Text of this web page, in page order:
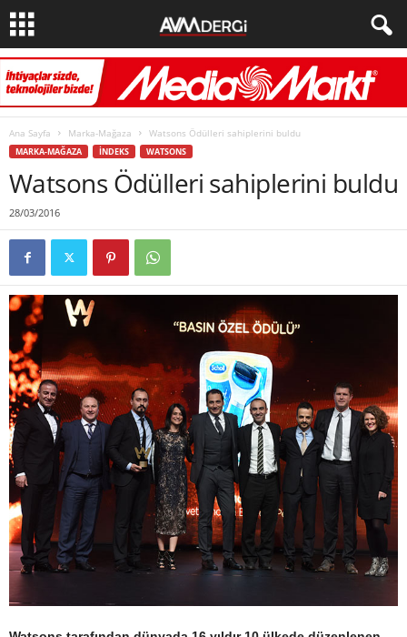
Ana Sayfa Marka-Mağaza Watsons Ödülleri sahiplerini buldu
MARKA-MAĞAZA İNDEKS WATSONS
Watsons Ödülleri sahiplerini buldu
28/03/2016